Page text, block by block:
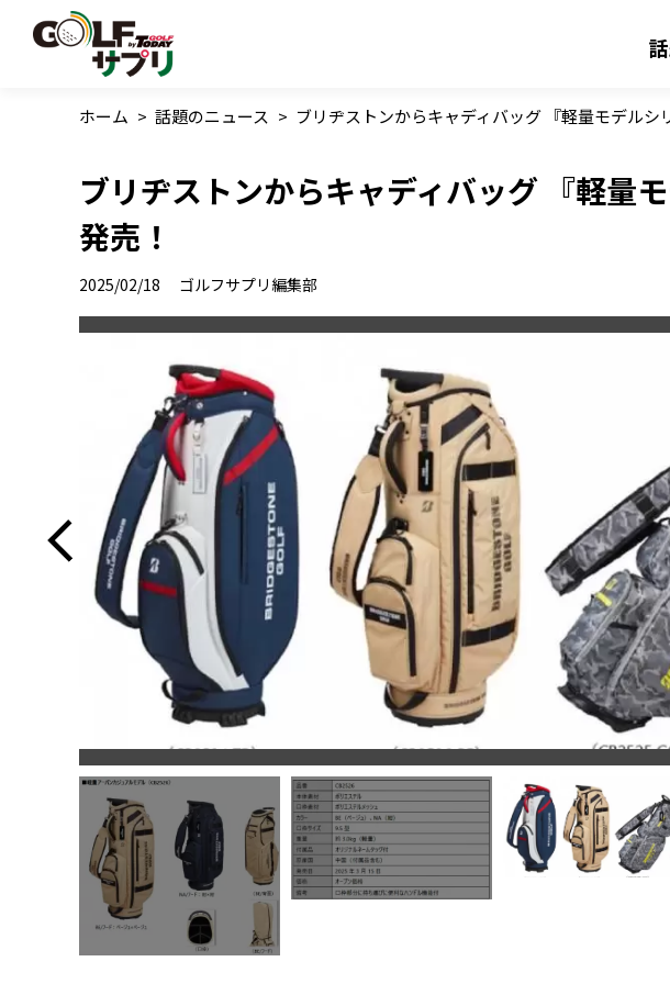
ホーム > 話題のニュース > ブリヂストンからキャディバッグ 『軽量モデルシ
ブリヂストンからキャディバッグ 『軽量
発売！
2025/02/18 ゴルフサプリ編集部